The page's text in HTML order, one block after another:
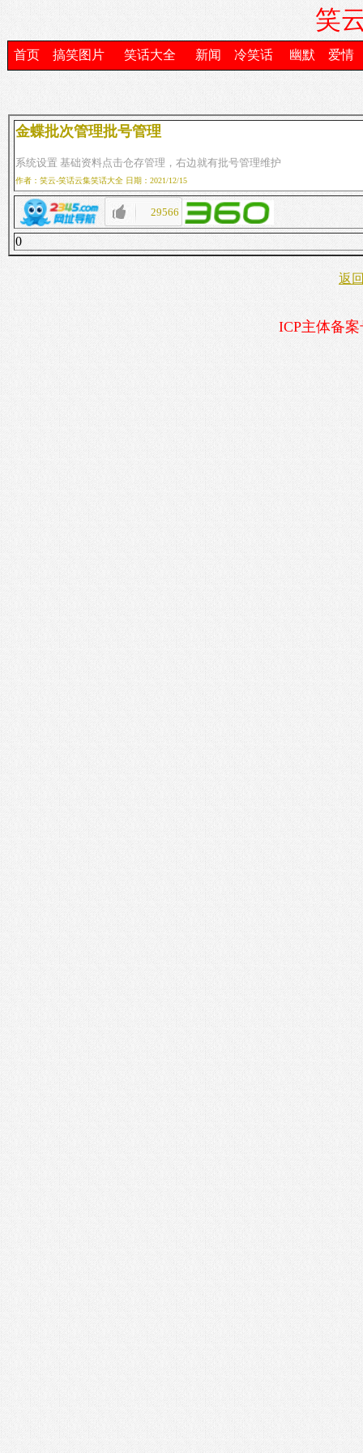
笑
首页 搞笑图片 笑话大全 新闻 冷笑话 幽默 爱情
金蝶批次管理批号管理
系统设置 基础资料点击仓存管理，右边就有批号管理维护
作者：笑云-笑话云集笑话大全 日期：2021/12/15
29566
0
返
ICP主体备案